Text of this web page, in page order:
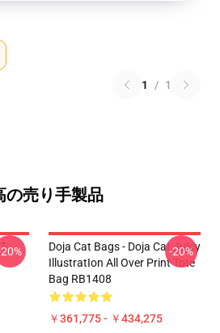
1 / 1
の売り手製品
Doja Cat Bags - Doja Cat JuIcy
IllustratIon All Over Print Tote
Bag RB1408
￥361,775 - ￥434,275
-20%